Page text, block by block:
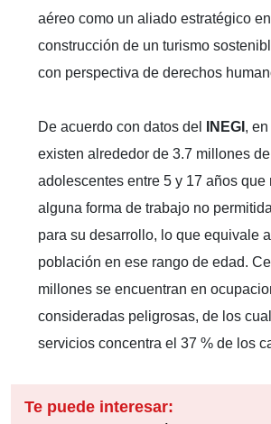
aéreo como un aliado estratégico
construcción de un turismo
con perspectiva de derechos
De acuerdo con datos del INEGI ,
existen alrededor de 3.7 millones
adolescentes entre 5 y 17 años que
alguna forma de trabajo no
para su desarrollo, lo que equivale
población en ese rango de edad.
millones se encuentran en
consideradas peligrosas, de los
servicios concentra el 37 % de los
Te puede interesar: